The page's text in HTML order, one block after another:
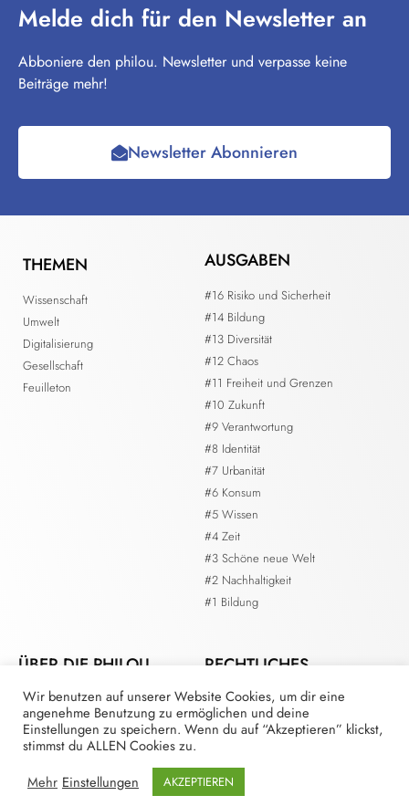
Melde dich für den Newsletter an
Abboniere den philou. Newsletter und verpasse keine
Beiträge mehr!
Newsletter Abonnieren
THEMEN
Wissenschaft
Umwelt
Digitalisierung
Gesellschaft
Feuilleton
AUSGABEN
#16 Risiko und Sicherheit
#14 Bildung
#13 Diversität
#12 Chaos
#11 Freiheit und Grenzen
#10 Zukunft
#9 Verantwortung
#8 Identität
#7 Urbanität
#6 Konsum
#5 Wissen
#4 Zeit
#3 Schöne neue Welt
#2 Nachhaltigkeit
#1 Bildung
ÜBER DIE PHILOU.
Kontakt
Die Redaktion
Mitmachen als Redaktionsmitglied
Mitmachen als Sponsor*in
RECHTLICHES
Impressum
Datenschutzerklärung
Wir benutzen auf unserer Website Cookies, um dir eine
angenehme Benutzung zu ermöglichen und deine
Einstellungen zu speichern. Wenn du auf “Akzeptieren” klickst,
stimmst du ALLEN Cookies zu.
Mehr Einstellungen AKZEPTIEREN